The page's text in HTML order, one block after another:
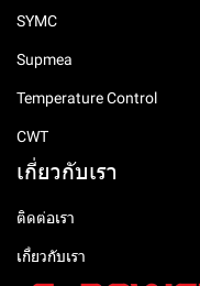
SYMC
Supmea
Temperature Control
CWT
เกี่ยวกับเรา
ติดต่อเรา
เกี่ยวกับเรา